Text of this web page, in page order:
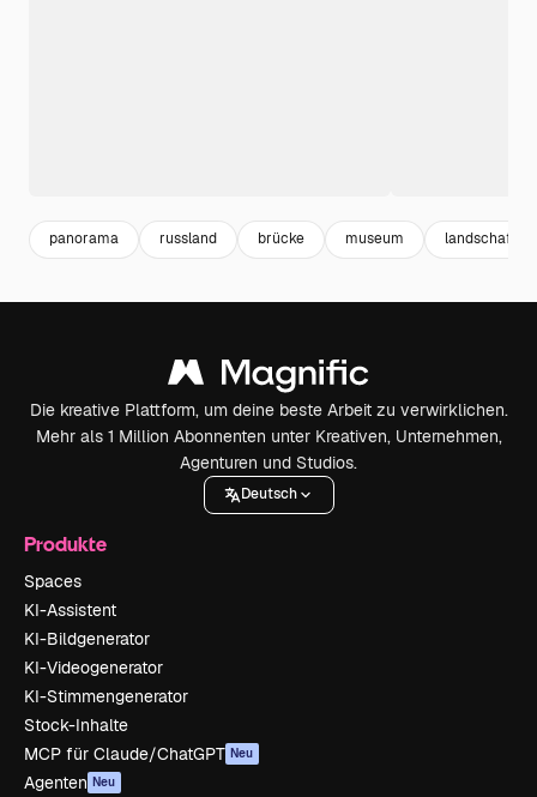
panorama russland brücke museum landschaft
Die kreative Plattform, um deine beste Arbeit zu verwirklichen.
Mehr als 1 Million Abonnenten unter Kreativen, Unternehmen,
Agenturen und Studios.
Deutsch
Produkte
Spaces
KI-Assistent
KI-Bildgenerator
KI-Videogenerator
KI-Stimmengenerator
Stock-Inhalte
MCP für Claude/ChatGPT Neu
Agenten Neu